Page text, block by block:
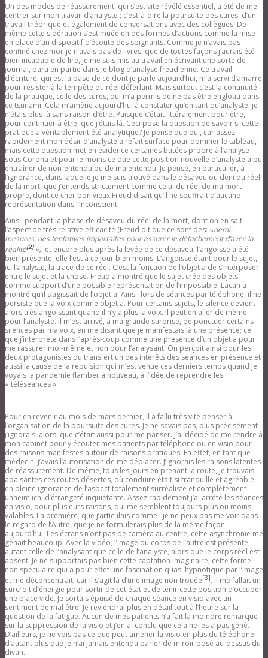
Un des modes de réassurement, qui s’est vite révélé essentiel, a été de me
centrer sur mon travail d’analyste ; c’est-à-dire la poursuite des cures, d’un
travail théorique et également de conversations avec des collègues. De
même cette sidération s’est muée en des formes d’actions comme la mise
en place d’un dispositif d’écoute des soignants. Comme je n’avais pas
confiné chez moi, je n’avais pas de livres, que de toutes façons j’aurais été
bien incapable de lire, je me suis mis au travail en écrivant une sorte de
journal, paru en partie dans le blog d’analyse freudienne. Ce travail
d’écriture, qui est la base de ce dont je parle aujourd’hui, m’a servi d’amarre
pour résister à la tempête du réel déferlant. Mais surtout c’est la continuité
de la pratique, celle des cures, qui m’a permis de ne pas être englouti dans
ce tsunami. Cela m’amène aujourd’hui à constater qu’en tant qu’analyste, je
n’étais plus là sans raison d’être. Puisque c’était littéralement pour être,
pour continuer à être, que j’étais là. Ceci pose la question de savoir si cette
pratique a véritablement été analytique? Je pense que oui, car assez
rapidement mon désir d’analyste a refait surface pour dominer le tableau,
mais cette question met en évidence certaines butées propre à l’analyse
sous Corona et pour le moins ce que cette position nouvelle d’analyste a pu
entraîner de non-entendu ou de malentendu. Je pense, en particulier, à
l’ignorance, dans laquelle je me suis trouvé dans le désaveu ou déni du réel
de la mort, que j’entends strictement comme celui du réel de ma mort
propre, dont ce cher bon vieux Freud disait qu’il ne souffrait d’aucune
représentation dans l’inconscient.
Ainsi, pendant la phase de désaveu du réel de la mort, dont on en sait
l’aspect de très relative efficacité (Freud dit que ce sont des: «demi-
mesures, des tentatives imparfaites pour assurer le détachement d’avec la
réalité[2]»), et encore plus après la levée de ce désaveu, l’angoisse a été
bien présente, elle l’est à ce jour bien moins. L’angoisse étant pour le sujet,
ici l’analyste, la trace de ce réel. C’est la fonction de l’objet a de s’interposer
entre le sujet et la chose. Freud a montré que le sujet crée des objets
comme support d’une possible représentation de l’impossible. Lacan a
montré qu’il s’agissait de l’objet a. Ainsi, lors de séances par téléphone, il ne
persiste que la voix comme objet a. Pour certains sujets, le silence devient
alors très angoissant quand il n’y a plus la voix. Il peut en aller de même
pour l’analyste. Il m’est arrivé, à ma grande surprise, de ponctuer certains
silences par ma voix, en me disant que je manifestais là une présence; ce
que j’interprète dans l’après-coup comme une présence d’un objet a pour
me rassurer moi-même et non pour l’analysant. On perçoit ainsi pour les
deux protagonistes du transfert un des intérêts des séances en présence et
aussi la cause de la répulsion qui m’est venue ces derniers temps quand je
voyais la pandémie flamber à nouveau, à l’idée de reprendre les
« téléséances ».
Pour en revenir au mois de mars dernier, il a fallu très vite penser à
l’organisation de la poursuite des cures. Je ne savais pas, plus précisément
j’ignorais, alors, que c’était aussi pour me panser. J’ai décidé de me rendre à
mon cabinet pour y écouter mes patients par téléphone ou en visio pour
des raisons manifestes autour de raisons pratiques. En effet, en tant que
médecin, j’avais l’autorisation de me déplacer. J’ignorais les raisons latentes
de réassurement. De même, tous les jours en prenant la route, je trouvais
apaisantes ces routes désertes, où conduire était si tranquille et agréable,
en pleine ignorance de l’aspect totalement surréaliste et complètement
unheimlich, d’étrangeté inquiétante. Assez rapidement j’ai arrêté les séances
en visio, pour plusieurs raisons, qui me semblent toujours plus ou moins
valables. La première, que j’articulais comme : je ne peux pas me voir dans
le regard de l’Autre, que je ne formulerais plus de la même façon
aujourd’hui. Les écrans n’ont pas de caméra au centre, cette asynchronie me
gênait beaucoup. Avec la vidéo, l’image du corps de l’autre est présente,
autant celle de l’analysant que celle de l’analyste, alors que le corps réel est
absent. Je ne supportais pas bien cette captation imaginaire, cette forme
non spéculaire qui a pour effet une fascination quasi hypnotique par l’image
et me déconcentrait, car il s’agit là d’une image non trouée[3]. Il me fallait un
surcroit d’énergie pour sortir de cet état et de tenir cette position d’occuper
une place vide. Je sortais épuisé de chaque séance en visio avec un
sentiment de mal être. Je reviendrai plus en détail tout à l’heure sur la
question de la fatigue. Aucun de mes patients n’a fait la moindre remarque
sur la suppression de la visio et j’en ai conclu que cela ne les a pas gêné.
D’ailleurs, je ne vois pas ce que peut amener la visio en plus du téléphone,
d’autant plus que je n’ai jamais entendu parler de miroir posé au-dessus du
divan.